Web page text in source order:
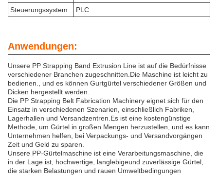
Steuerungssystem
PLC
Anwendungen:
Unsere PP Strapping Band Extrusion Line ist auf die Bedürfnisse
verschiedener Branchen zugeschnitten.Die Maschine ist leicht zu
bedienen., und es können Gurtgürtel verschiedener Größen und
Dicken hergestellt werden.
Die PP Strapping Belt Fabrication Machinery eignet sich für den
Einsatz in verschiedenen Szenarien, einschließlich Fabriken,
Lagerhallen und Versandzentren.Es ist eine kostengünstige
Methode, um Gürtel in großen Mengen herzustellen, und es kann
Unternehmen helfen, bei Verpackungs- und Versandvorgängen
Zeit und Geld zu sparen.
Unsere PP-Gürtelmaschine ist eine Verarbeitungsmaschine, die
in der Lage ist, hochwertige, langlebigeund zuverlässige Gürtel,
die starken Belastungen und rauen Umweltbedingungen